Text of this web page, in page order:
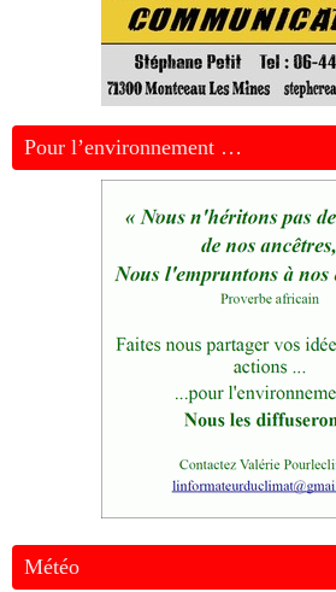
Pour l’environnement …
Météo